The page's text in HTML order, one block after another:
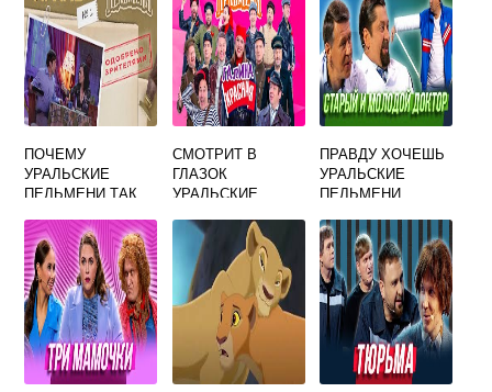
ПОЧЕМУ
УРАЛЬСКИЕ
ПЕЛЬМЕНИ ТАК
СМОТРИТ В
ГЛАЗОК
УРАЛЬСКИЕ
ПРАВДУ ХОЧЕШЬ
УРАЛЬСКИЕ
ПЕЛЬМЕНИ